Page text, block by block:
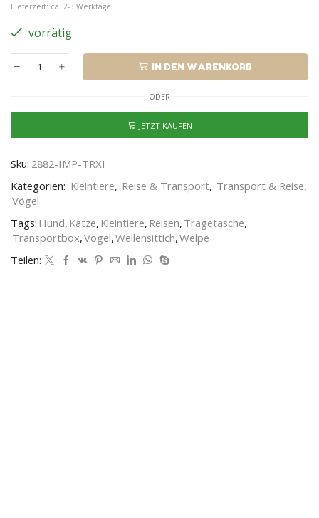
Lieferzeit: ca. 2-3 Werktage
vorrätig
IN DEN WARENKORB
ODER
JETZT KAUFEN
Sku: 2882-IMP-TRXI
Kategorien: Kleintiere, Reise & Transport, Transport & Reise,
Vögel
Tags: Hund, Katze, Kleintiere, Reisen, Tragetasche,
Transportbox,Vogel,Wellensittich,Welpe
Teilen: